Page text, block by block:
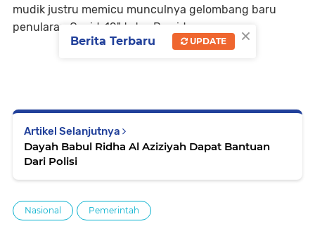
mudik justru memicu munculnya gelombang baru
penularan Covid-19," tutur Presiden.
Artikel Selanjutnya
Dayah Babul Ridha Al Aziziyah Dapat Bantuan
Dari Polisi
Nasional Pemerintah
×
Berita Terbaru UPDATE